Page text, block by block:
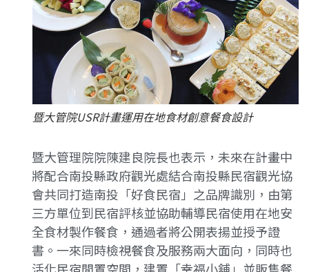
暨大管院USR計畫運用在地食材創意餐食設計
暨大管理院院陳建良院長也表示，未來在計畫中
將配合南投縣政府觀光處結合南投縣民宿觀光協
會共同打造南投「好食民宿」之品牌識別，由第
三方單位到民宿評核並協助輔導民宿使用在地安
全食材製作餐食，通過者將公開表揚並授予證
書。一來同時檢視餐食及服務兩大面向，同時也